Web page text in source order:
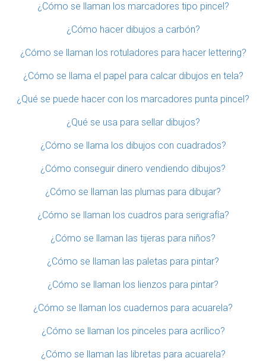
¿Cómo se llaman los marcadores tipo pincel?
¿Cómo hacer dibujos a carbón?
¿Cómo se llaman los rotuladores para hacer lettering?
¿Cómo se llama el papel para calcar dibujos en tela?
¿Qué se puede hacer con los marcadores punta pincel?
¿Qué se usa para sellar dibujos?
¿Cómo se llama los dibujos con cuadrados?
¿Cómo conseguir dinero vendiendo dibujos?
¿Cómo se llaman las plumas para dibujar?
¿Cómo se llaman los cuadros para serigrafía?
¿Cómo se llaman las tijeras para niños?
¿Cómo se llaman las paletas para pintar?
¿Cómo se llaman los lienzos para pintar?
¿Cómo se llaman los cuadernos para acuarela?
¿Cómo se llaman los pinceles para acrílico?
¿Cómo se llaman las libretas para acuarela?